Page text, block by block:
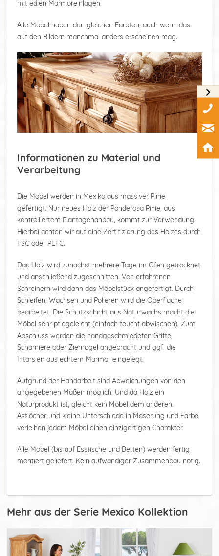
mit edlen Marmoreinlagen.
Alle Möbel haben den gleichen Farbton, auch wenn das
auf den Bildern manchmal anders erscheinen mag.
Informationen zu Material und
Verarbeitung
Die Möbel werden in Mexiko aus massiver Pinie
gefertigt. Nur neues Holz der Ponderosa Pinie, aus
kontrolliertem Plantagenanbau, kommt zur Verwendung.
Hierbei achten wir auf eine Zertifizierung des Holzes durch
FSC oder PEFC.
Das Holz wird zunächst mehrere Tage im Ofen getrocknet
und anschließend zugeschnitten. Von erfahrenen
Schreinern wird dann das Möbelstück angefertigt. Durch
Schleifen, Wachsen und Polieren wird die Oberfläche
bearbeitet. Die Schutzschicht aus Naturwachs macht die
Möbel sehr pflegeleicht (einfach feucht abwischen). Zum
Abschluss werden die handgeschmiedeten Griffe,
Scharniere oder Ziernägel angebracht und ggf. die
Intarsien aus echtem Marmor eingelegt.
Aufgrund der Handarbeit sind Abweichungen von den
angegebenen Maßen möglich. Und da Holz ein
Naturprodukt ist, gleicht kein Möbel dem anderen.
Astlöcher und kleine Unterschiede in Maserung und Farbe
verleihen jedem Möbel einen einzigartigen Charakter.
Alle Möbel (bis auf Esstische und Betten) werden fertig
montiert geliefert. Kein aufwändiger Zusammenbau nötig.
Mehr aus der Serie Mexico Kollektion